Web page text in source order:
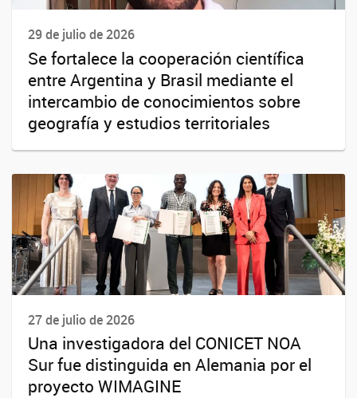
29 de julio de 2026
Se fortalece la cooperación científica
entre Argentina y Brasil mediante el
intercambio de conocimientos sobre
geografía y estudios territoriales
27 de julio de 2026
Una investigadora del CONICET NOA
Sur fue distinguida en Alemania por el
proyecto WIMAGINE